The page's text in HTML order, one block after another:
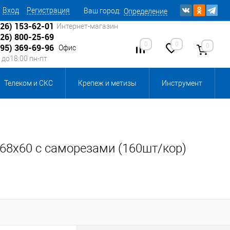
Вход Регистрация Ваш город: Определение
153-62-01 Интернет-магазин
800-25-69
369-69-96 Офис
до18:00 пн-пт
0 0 0
Телеком и СКС Крепеж и метизы Инструмент
и комплектующие, бытовая химия
с саморезами (160шт/кор)